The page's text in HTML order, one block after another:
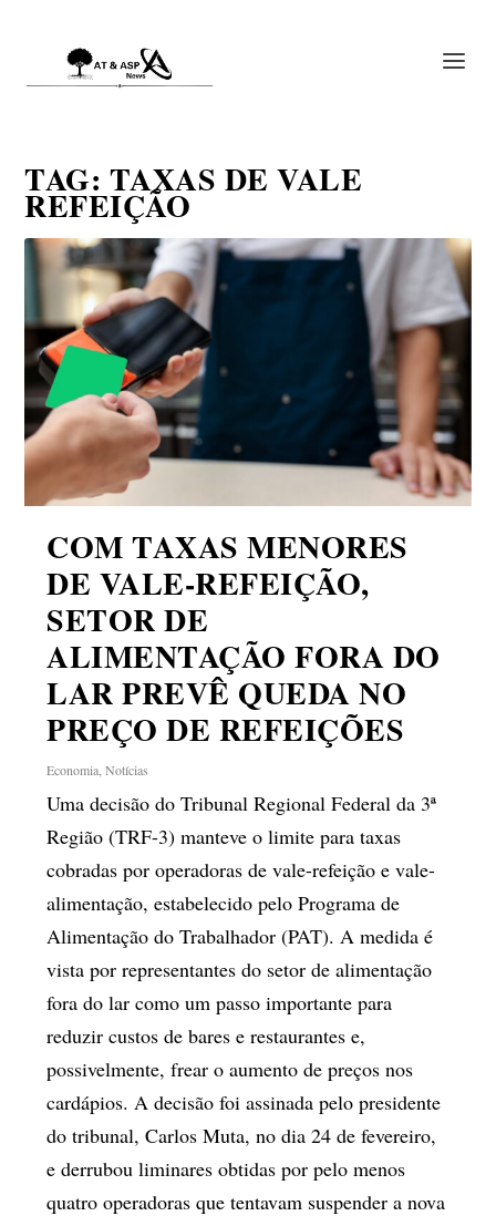
TAG: TAXAS DE VALE
REFEIÇÃO
COM TAXAS MENORES
DE VALE-REFEIÇÃO,
SETOR DE
ALIMENTAÇÃO FORA DO
LAR PREVÊ QUEDA NO
PREÇO DE REFEIÇÕES
Economia ,Notícias
Uma decisão do Tribunal Regional Federal da 3ª
Região (TRF-3) manteve o limite para taxas
cobradas por operadoras de vale-refeição e vale-
alimentação, estabelecido pelo Programa de
Alimentação do Trabalhador (PAT). A medida é
vista por representantes do setor de alimentação
fora do lar como um passo importante para
reduzir custos de bares e restaurantes e,
possivelmente, frear o aumento de preços nos
cardápios. A decisão foi assinada pelo presidente
do tribunal, Carlos Muta, no dia 24 de fevereiro,
e derrubou liminares obtidas por pelo menos
quatro operadoras que tentavam suspender a nova